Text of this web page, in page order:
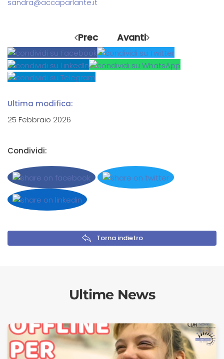
Ultima modifica:
25 Febbraio 2026
Condividi:
Torna indietro
sandra@accaparlante.it
Prec Avanti
Ultime News